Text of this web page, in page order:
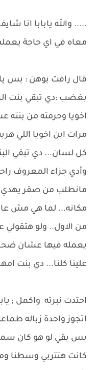
..... والله يابابا انا
معاه في اي حاجة
قال رافت بوهن : بس
بغضب :دي تبقي بنت
اخويا وحرمته من
مرات ابن اخويا اللي
كل لسان... دي تبقي
وأدي جزاء المعروف
مانطلب من صقر يهدي
مكانه... لما هي مش
من الاول.. ولو هتقولي
يعمله فيها عشان
علينا كلنا... دي بنت
احتدت نبرته واكمل ;
اتجوز واحدة زباله
بس بقي لو هو كان سمع
كانت هتتربي وسطنا